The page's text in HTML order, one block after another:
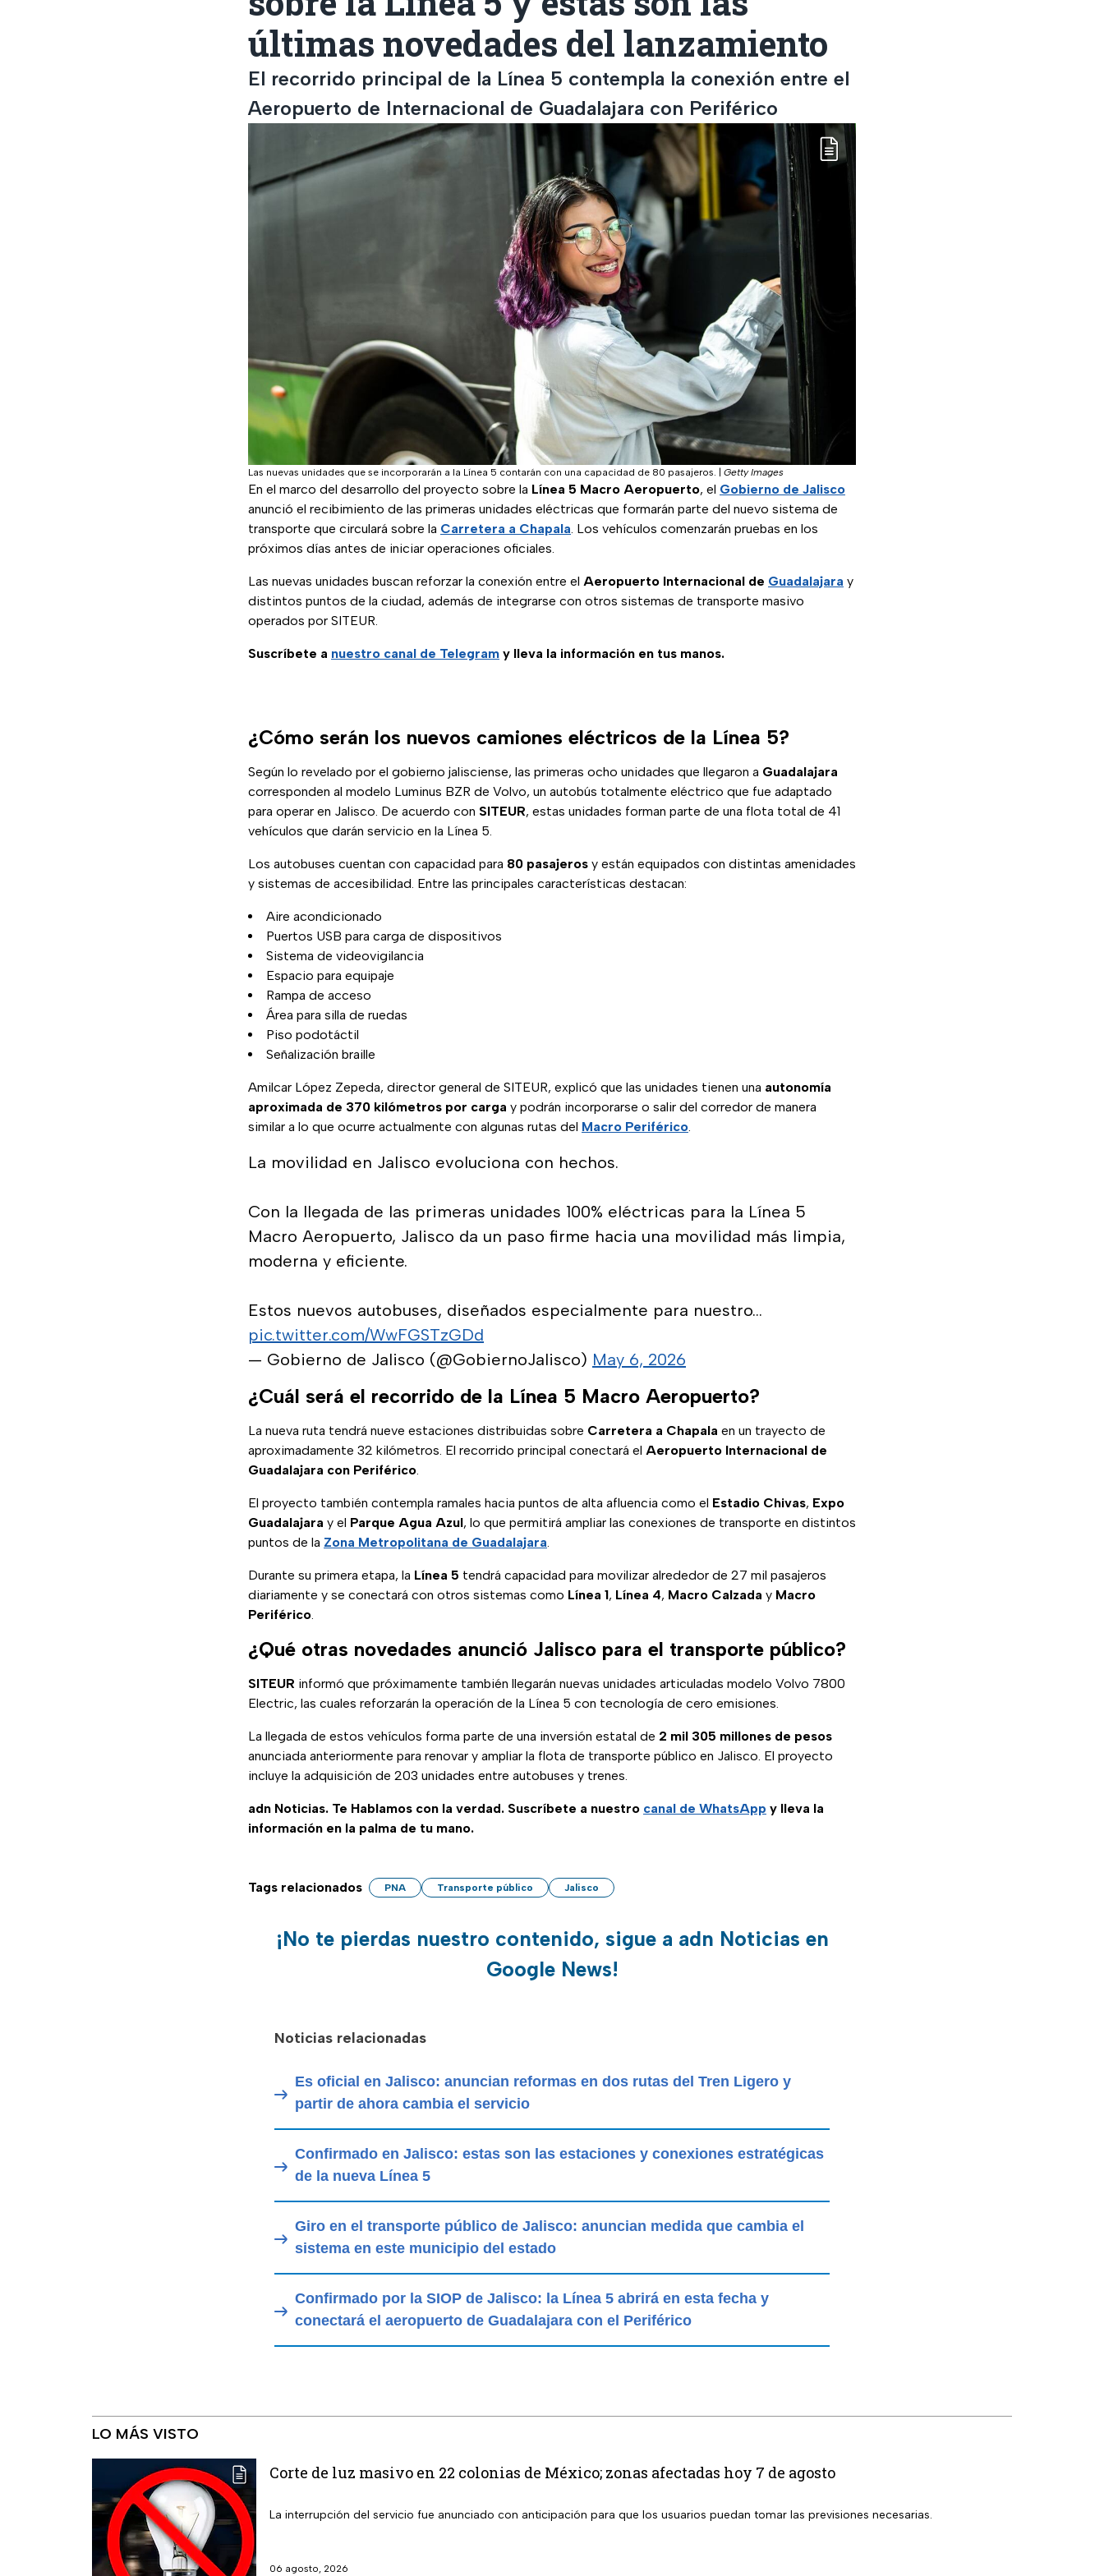
últimas novedades del lanzamiento
El recorrido principal de la Línea 5 contempla la conexión entre el
Aeropuerto de Internacional de Guadalajara con Periférico
Las nuevas unidades que se incorporarán a la Línea 5 contarán con una capacidad de 80 pasajeros. Getty Images
En el marco del desarrollo del proyecto sobre la Línea 5 Macro Aeropuerto, el Gobierno de Jalisco
anunció el recibimiento de las primeras unidades eléctricas que formarán parte del nuevo sistema de
transporte que circulará sobre la Carretera a Chapala. Los vehículos comenzarán pruebas en los
próximos días antes de iniciar operaciones oficiales.
Las nuevas unidades buscan reforzar la conexión entre el Aeropuerto Internacional de Guadalajara y
distintos puntos de la ciudad, además de integrarse con otros sistemas de transporte masivo
operados por SITEUR.
Suscríbete a nuestro canal de Telegram y lleva la información en tus manos.
¿Cómo serán los nuevos camiones eléctricos de la Línea 5?
Según lo revelado por el gobierno jalisciense, las primeras ocho unidades que llegaron a Guadalajara
corresponden al modelo Luminus BZR de Volvo, un autobús totalmente eléctrico que fue adaptado
para operar en Jalisco. De acuerdo con SITEUR, estas unidades forman parte de una flota total de 41
vehículos que darán servicio en la Línea 5.
Los autobuses cuentan con capacidad para 80 pasajeros y están equipados con distintas amenidades
y sistemas de accesibilidad. Entre las principales características destacan:
Aire acondicionado
Puertos USB para carga de dispositivos
Sistema de videovigilancia
Espacio para equipaje
Rampa de acceso
Área para silla de ruedas
Piso podotáctil
Señalización braille
Amilcar López Zepeda, director general de SITEUR, explicó que las unidades tienen una autonomía
aproximada de 370 kilómetros por carga y podrán incorporarse o salir del corredor de manera
similar a lo que ocurre actualmente con algunas rutas del Macro Periférico.
La movilidad en Jalisco evoluciona con hechos.
Con la llegada de las primeras unidades 100% eléctricas para la Línea 5
Macro Aeropuerto, Jalisco da un paso firme hacia una movilidad más limpia,
moderna y eficiente.
Estos nuevos autobuses, diseñados especialmente para nuestro…
pic.twitter.com/WwFGSTzGDd
— Gobierno de Jalisco (@GobiernoJalisco) May 6, 2026
¿Cuál será el recorrido de la Línea 5 Macro Aeropuerto?
La nueva ruta tendrá nueve estaciones distribuidas sobre Carretera a Chapala en un trayecto de
aproximadamente 32 kilómetros. El recorrido principal conectará el Aeropuerto Internacional de
Guadalajara con Periférico.
El proyecto también contempla ramales hacia puntos de alta afluencia como el Estadio Chivas, Expo
Guadalajara y el Parque Agua Azul, lo que permitirá ampliar las conexiones de transporte en distintos
puntos de la Zona Metropolitana de Guadalajara.
Durante su primera etapa, la Línea 5 tendrá capacidad para movilizar alrededor de 27 mil pasajeros
diariamente y se conectará con otros sistemas como Línea 1, Línea 4, Macro Calzada y Macro
Periférico.
¿Qué otras novedades anunció Jalisco para el transporte público?
SITEUR informó que próximamente también llegarán nuevas unidades articuladas modelo Volvo 7800
Electric, las cuales reforzarán la operación de la Línea 5 con tecnología de cero emisiones.
La llegada de estos vehículos forma parte de una inversión estatal de 2 mil 305 millones de pesos
anunciada anteriormente para renovar y ampliar la flota de transporte público en Jalisco. El proyecto
incluye la adquisición de 203 unidades entre autobuses y trenes.
adn Noticias. Te Hablamos con la verdad. Suscríbete a nuestro canal de WhatsApp y lleva la
información en la palma de tu mano.
Tags relacionados PNA Transporte público Jalisco
¡No te pierdas nuestro contenido, sigue a adn Noticias en
Google News!
Noticias relacionadas
Es oficial en Jalisco: anuncian reformas en dos rutas del Tren Ligero y
partir de ahora cambia el servicio
Confirmado en Jalisco: estas son las estaciones y conexiones estratégicas
de la nueva Línea 5
Giro en el transporte público de Jalisco: anuncian medida que cambia el
sistema en este municipio del estado
Confirmado por la SIOP de Jalisco: la Línea 5 abrirá en esta fecha y
conectará el aeropuerto de Guadalajara con el Periférico
LO MÁS VISTO
Corte de luz masivo en 22 colonias de México; zonas afectadas hoy 7 de agosto
La interrupción del servicio fue anunciado con anticipación para que los usuarios puedan tomar las previsiones necesarias.
06 agosto, 2026